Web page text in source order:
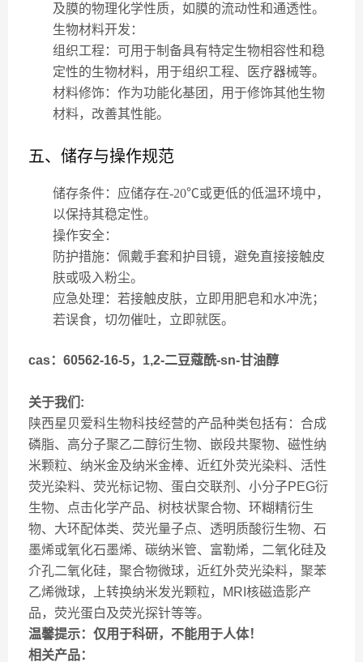
及膜的物理化学性质，如膜的流动性和通透性。
生物材料开发 ：
组织工程 ：可用于制备具有特定生物相容性和稳
定性的生物材料，用于组织工程、医疗器械等。
材料修饰 ：作为功能化基团，用于修饰其他生物
材料，改善其性能。
五、储存与操作规范
储存条件：应储存在-20℃或更低的低温环境中，
以保持其稳定性。
操作安全：
防护措施：佩戴手套和护目镜，避免直接接触皮
肤或吸入粉尘。
应急处理 ：若接触皮肤，立即用肥皂和水冲洗；
若误食，切勿催吐，立即就医。
cas：60562-16-5，1,2-二豆蔻酰-sn-甘油醇
关于我们:
陕西星贝爱科生物科技经营的产品种类包括有：合成
磷脂、高分子聚乙二醇衍生物、嵌段共聚物、磁性纳
米颗粒、纳米金及纳米金棒、近红外荧光染料、活性
荧光染料、荧光标记物、蛋白交联剂、小分子PEG衍
生物、点击化学产品、树枝状聚合物、环糊精衍生
物、大环配体类、荧光量子点、透明质酸衍生物、石
墨烯或氧化石墨烯、碳纳米管、富勒烯，二氧化硅及
介孔二氧化硅，聚合物微球，近红外荧光染料，聚苯
乙烯微球，上转换纳米发光颗粒，MRI核磁造影产
品，荧光蛋白及荧光探针等等。
温馨提示：仅用于科研，不能用于人体！
相关产品：